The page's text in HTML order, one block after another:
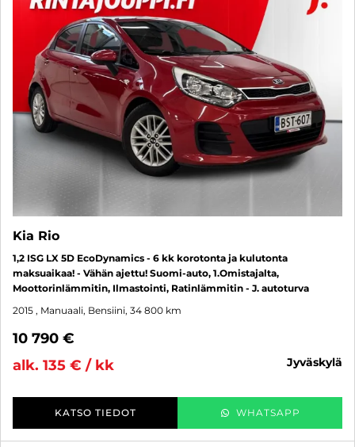
Kia Rio
1,2 ISG LX 5D EcoDynamics - 6 kk korotonta ja kulutonta
maksuaikaa! - Vähän ajettu! Suomi-auto, 1.Omistajalta,
Moottorinlämmitin, Ilmastointi, Ratinlämmitin - J. autoturva
2015 , Manuaali, Bensiini, 34 800 km
10 790 €
alk. 135 € / kk
jyväskylä
KATSO TIEDOT WHATSAPP